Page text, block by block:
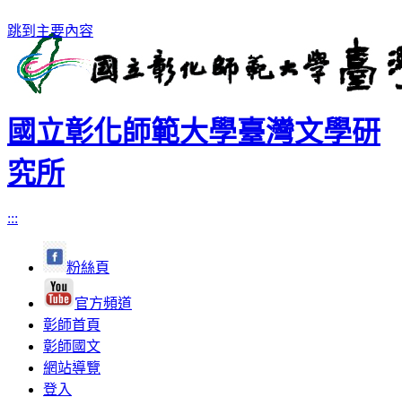
跳到主要內容
國立彰化師範大學臺灣文學研
究所
:::
粉絲頁
官方頻道
彰師首頁
彰師國文
網站導覽
登入